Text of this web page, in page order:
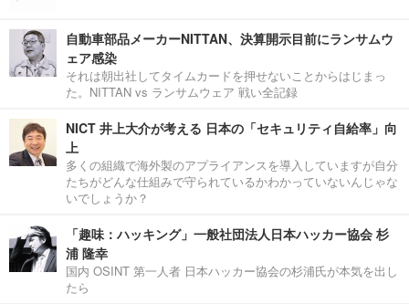
自動車部品メーカーNITTAN、決算開示目前にランサムウ
ェア感染
それは朝出社してタイムカードを押せないことからはじまっ
た。NITTAN vs ランサムウェア 戦い全記録
NICT 井上大介が考える 日本の「セキュリティ自給率」向
上
多くの組織で海外製のアプライアンスを導入していますが自分
たちがどんな仕組みで守られているかわかっていないんじゃな
いでしょうか？
「趣味：ハッキング」一般社団法人日本ハッカー協会 杉
浦 隆幸
国内 OSINT 第一人者 日本ハッカー協会の杉浦氏が本気を出し
たら